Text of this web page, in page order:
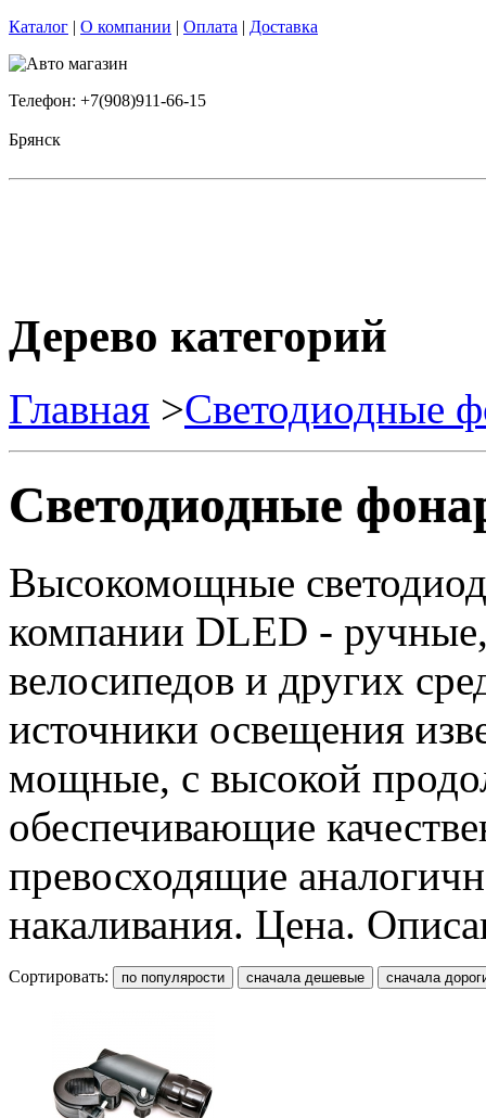
Каталог | О компании | Оплата | Доставка
Телефон: +7(908)911-66-15
Брянск
Дерево категорий
Главная >Светодиодные
Светодиодные
Высокомощные
компании DLED -
велосипедов и других
источники освещения
мощные, с высокой
обеспечивающие
превосходящие
накаливания. Цена.
Сортировать: